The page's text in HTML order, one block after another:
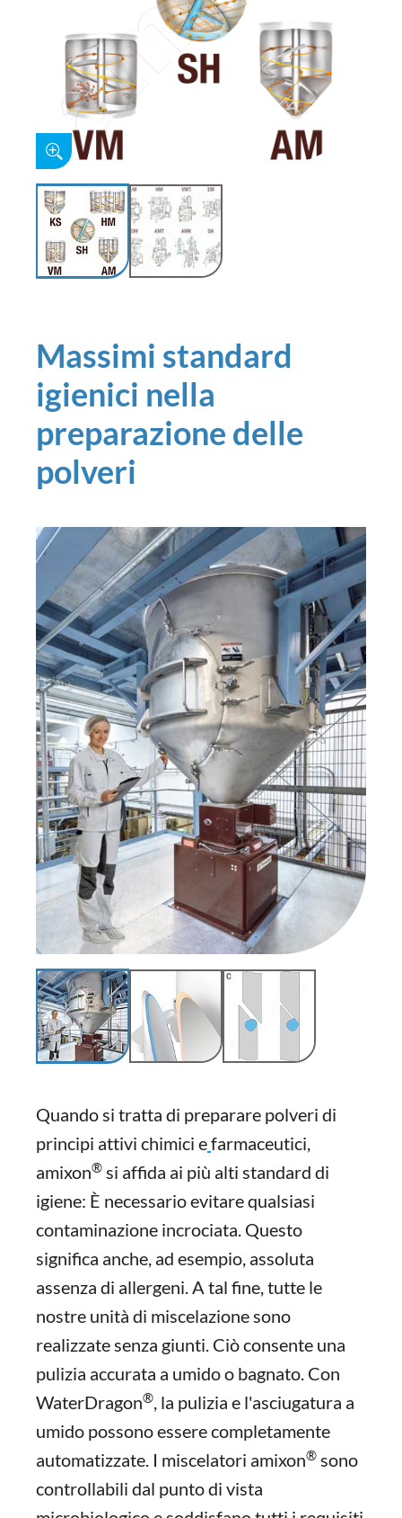
Massimi standard
igienici nella
preparazione delle
polveri
Quando si tratta di preparare polveri di
principi attivi chimici efarmaceutici,
amixon® si affida ai più alti standard di
igiene: È necessario evitare qualsiasi
contaminazione incrociata. Questo
significa anche, ad esempio, assoluta
assenza di allergeni. A tal fine, tutte le
nostre unità di miscelazione sono
realizzate senza giunti. Ciò consente una
pulizia accurata a umido o bagnato. Con
WaterDragon®, la pulizia e l'asciugatura a
umido possono essere completamente
automatizzate. I miscelatori amixon® sono
controllabili dal punto di vista